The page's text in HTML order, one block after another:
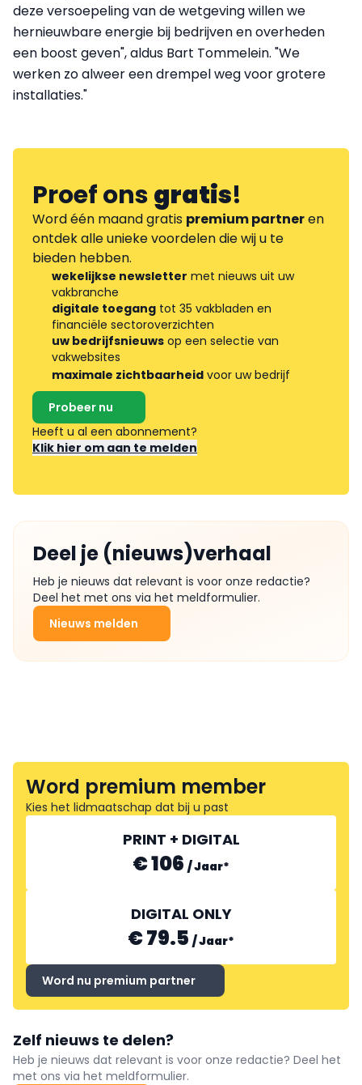
deze versoepeling van de wetgeving willen we
hernieuwbare energie bij bedrijven en overheden
een boost geven", aldus Bart Tommelein. "We
werken zo alweer een drempel weg voor grotere
installaties."
Proef onsgratis!
Word één maand gratis premium partneren
ontdek alle unieke voordelen die wij u te
bieden hebben.
wekelijkse newsletter met nieuws uit uw
vakbranche
digitale toegang tot 35 vakbladen en
financiële sectoroverzichten
uw bedrijfsnieuws op een selectie van
vakwebsites
maximale zichtbaarheid voor uw bedrijf
Probeer nu
Heeft u al een abonnement?
Klik hier om aan te melden
Deel je (nieuws)verhaal
Heb je nieuws dat relevant is voor onze redactie?
Deel het met ons via het meldformulier.
Nieuws melden
Word premium member
Kies het lidmaatschap dat bij u past
PRINT + DIGITAL
€ 106 /Jaar*
DIGITAL ONLY
€ 79.5 /Jaar*
Word nu premium partner
Zelf nieuws te delen?
Heb je nieuws dat relevant is voor onze redactie? Deel het
met ons via het meldformulier.